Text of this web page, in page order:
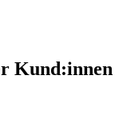
Kund:innen